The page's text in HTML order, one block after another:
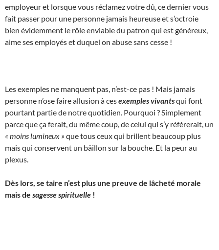
employeur et lorsque vous réclamez votre dû, ce dernier vous
fait passer pour une personne jamais heureuse et s’octroie
bien évidemment le rôle enviable du patron qui est généreux,
aime ses employés et duquel on abuse sans cesse !
Les exemples ne manquent pas, n’est-ce pas ! Mais jamais
personne n’ose faire allusion à cesexemples vivantsqui font
pourtant partie de notre quotidien. Pourquoi ? Simplement
parce que ça ferait, du même coup, de celui qui s’y réfèrerait, un
« moins lumineux » que tous ceux qui brillent beaucoup plus
mais qui conservent un bâillon sur la bouche. Et la peur au
plexus.
Dès lors, se taire n’est plus une preuve de lâcheté morale
mais de sagesse spirituelle !